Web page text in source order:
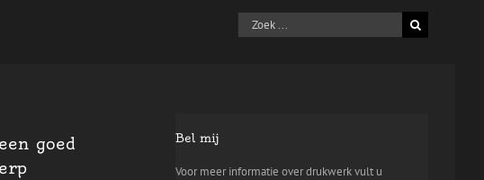
Zoeken
naar:
goed
Bel mij
Voor meer informatie over drukwerk vult u